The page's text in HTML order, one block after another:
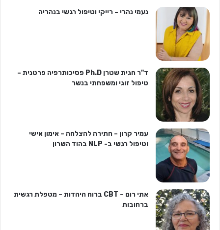
נעמי נהרי – רייקי וטיפול רגשי בנהריה
ד"ר חגית שטרן Ph.D פסיכותרפיה פרטנית –
טיפול זוגי ומשפחתי בנשר
עמיר קרון – חתירה להצלחה – אימון אישי
וטיפול רגשי ב- NLP בהוד השרון
אתי רום – CBT ברוח היהדות – מטפלת רגשית
ברחובות